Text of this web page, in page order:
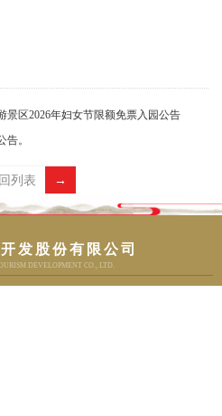
景区2026年妇女节限额免票入园公告
。
列表 →
发股份有限公司
DEVELOPMENT CO., LTD.